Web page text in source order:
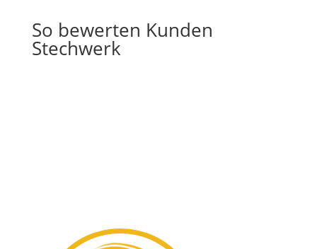
So bewerten Kunden
Stechwerk